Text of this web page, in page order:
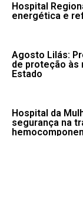
Hospital
energética e
Agosto Lilás:
de proteção às
Estado
Hospital da
segurança na